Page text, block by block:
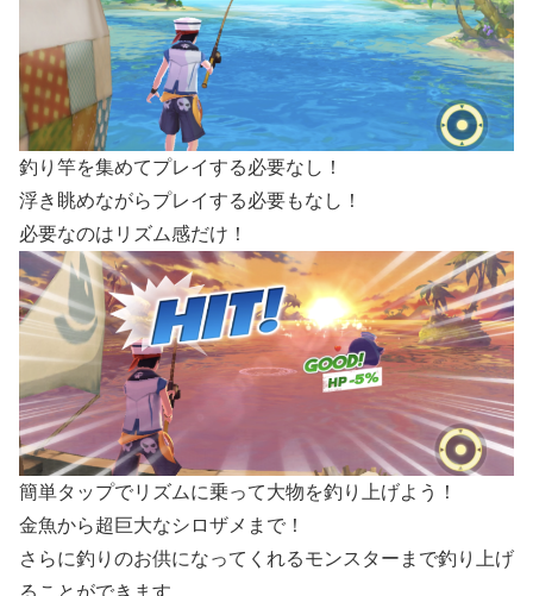
釣り竿を集めてプレイする必要なし！
浮き眺めながらプレイする必要もなし！
必要なのはリズム感だけ！
簡単タップでリズムに乗って大物を釣り上げよう！
金魚から超巨大なシロザメまで！
さらに釣りのお供になってくれるモンスターまで釣り上げ